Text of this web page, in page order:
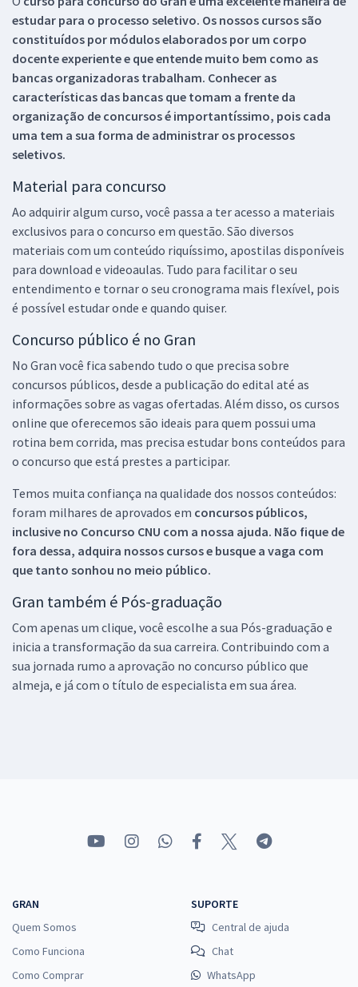
estudar para o processo seletivo. Os nossos cursos são
constituídos por módulos elaborados por um corpo
docente experiente e que entende muito bem como as
bancas organizadoras trabalham. Conhecer as
características das bancas que tomam a frente da
organização de concursos é importantíssimo, pois cada
uma tem a sua forma de administrar os processos
seletivos.
Material para concurso
Ao adquirir algum curso, você passa a ter acesso a materiais
exclusivos para o concurso em questão. São diversos
materiais com um conteúdo riquíssimo, apostilas disponíveis
para download e videoaulas. Tudo para facilitar o seu
entendimento e tornar o seu cronograma mais flexível, pois
é possível estudar onde e quando quiser.
Concurso público é no Gran
No Gran você fica sabendo tudo o que precisa sobre
concursos públicos, desde a publicação do edital até as
informações sobre as vagas ofertadas. Além disso, os cursos
online que oferecemos são ideais para quem possui uma
rotina bem corrida, mas precisa estudar bons conteúdos para
o concurso que está prestes a participar.
Temos muita confiança na qualidade dos nossos conteúdos:
foram milhares de aprovados em concursos públicos,
inclusive no Concurso CNU com a nossa ajuda. Não fique de
fora dessa, adquira nossos cursos e busque a vaga com
que tanto sonhou no meio público.
Gran também é Pós-graduação
Com apenas um clique, você escolhe a sua Pós-graduação e
inicia a transformação da sua carreira. Contribuindo com a
sua jornada rumo a aprovação no concurso público que
almeja, e já com o título de especialista em sua área.
GRAN
Quem Somos
Como Funciona
Como Comprar
SUPORTE
Central de ajuda
Chat
WhatsApp